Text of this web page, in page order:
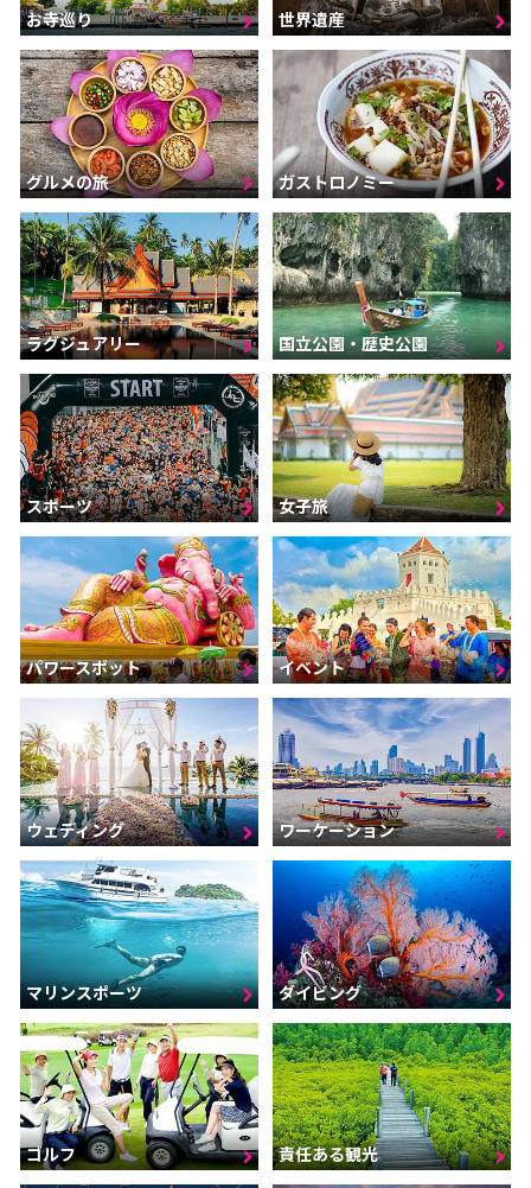
お寺巡り 世界遺産
グルメの旅 ガストロノミー
ラグジュアリー 国立公園・歴史公園
スポーツ 女子旅
パワースポット イベント
ウェディング ワーケーション
マリンスポーツ ダイビング
ゴルフ 責任ある観光